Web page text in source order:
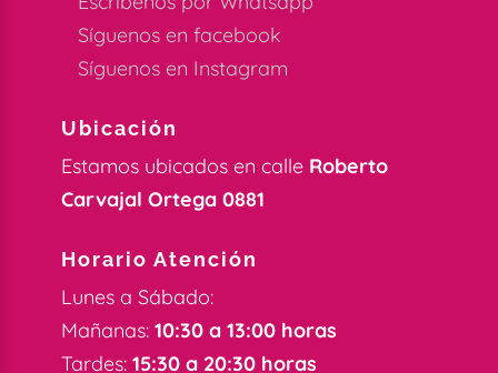
Síguenos en facebook
Síguenos en Instagram
Ubicación
Estamos ubicados en calle Roberto
Carvajal Ortega 0881
Horario Atención
Lunes a Sábado:
Mañanas: 10:30 a 13:00 horas
Tardes: 15:30 a 20:30 horas